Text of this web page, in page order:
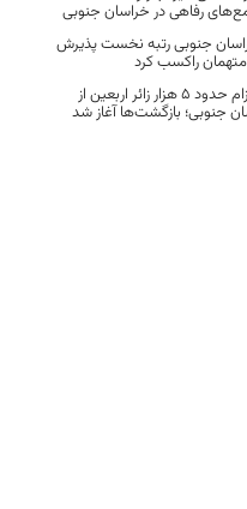
رفاهی در خراسان جنوبی
جنوبی رتبه نخست پذیرش
راکسب کرد
اعزام حدود 5 هزار زائر اربعین از
جنوبی؛ بازگشت‌ها آغاز شد